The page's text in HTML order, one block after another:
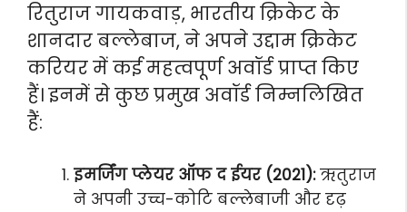
रितुराज गायकवाड़, भारतीय क्रिकेट के
शानदार बल्लेबाज, ने अपने उद्दाम क्रिकेट
करियर में कई महत्वपूर्ण अवॉर्ड प्राप्त किए
हैं। इनमें से कुछ प्रमुख अवॉर्ड निम्नलिखित
हैं:
इमर्जिंग प्लेयर ऑफ द ईयर (2021):ऋतुराज
ने अपनी उच्च-कोटि बल्लेबाजी और दृढ़